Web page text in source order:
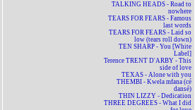
TALKING HEADS - Road to
nowhere
TEARS FOR FEARS - Famous
last words
TEARS FOR FEARS - Laid so
low (tears roll down)
TEN SHARP - You [White
Label]
Terence TRENT D'ARBY - This
side of love
TEXAS - Alone with you
THEMBI - Kwela mfana (cé
dansé)
THIN LIZZY - Dedication
THREE DEGREES - What I did